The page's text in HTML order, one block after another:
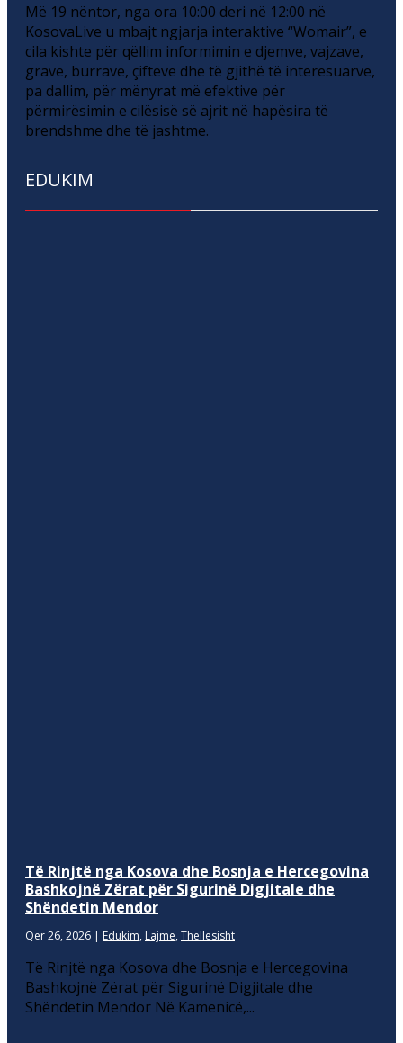
Më 19 nëntor, nga ora 10:00 deri në 12:00 në
KosovaLive u mbajt ngjarja interaktive “Womair”, e
cila kishte për qëllim informimin e djemve, vajzave,
grave, burrave, çifteve dhe të gjithë të interesuarve,
pa dallim, për mënyrat më efektive për
përmirësimin e cilësisë së ajrit në hapësira të
brendshme dhe të jashtme.
EDUKIM
Të Rinjtë nga Kosova dhe Bosnja e Hercegovina
Bashkojnë Zërat për Sigurinë Digjitale dhe
Shëndetin Mendor
Qer 26, 2026 | Edukim, Lajme, Thellesisht
Të Rinjtë nga Kosova dhe Bosnja e Hercegovina
Bashkojnë Zërat për Sigurinë Digjitale dhe
Shëndetin Mendor Në Kamenicë,...